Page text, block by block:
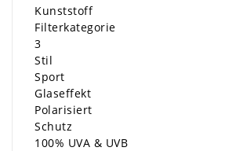
Kunststoff
Filterkategorie
3
Stil
Sport
Glaseffekt
Polarisiert
Schutz
100% UVA & UVB